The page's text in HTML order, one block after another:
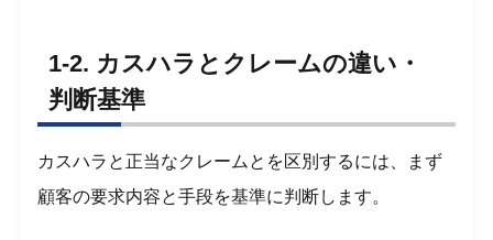
1-2. カスハラとクレームの違い・
判断基準
カスハラと正当なクレームとを区別するには、まず
顧客の要求内容と手段を基準に判断します。